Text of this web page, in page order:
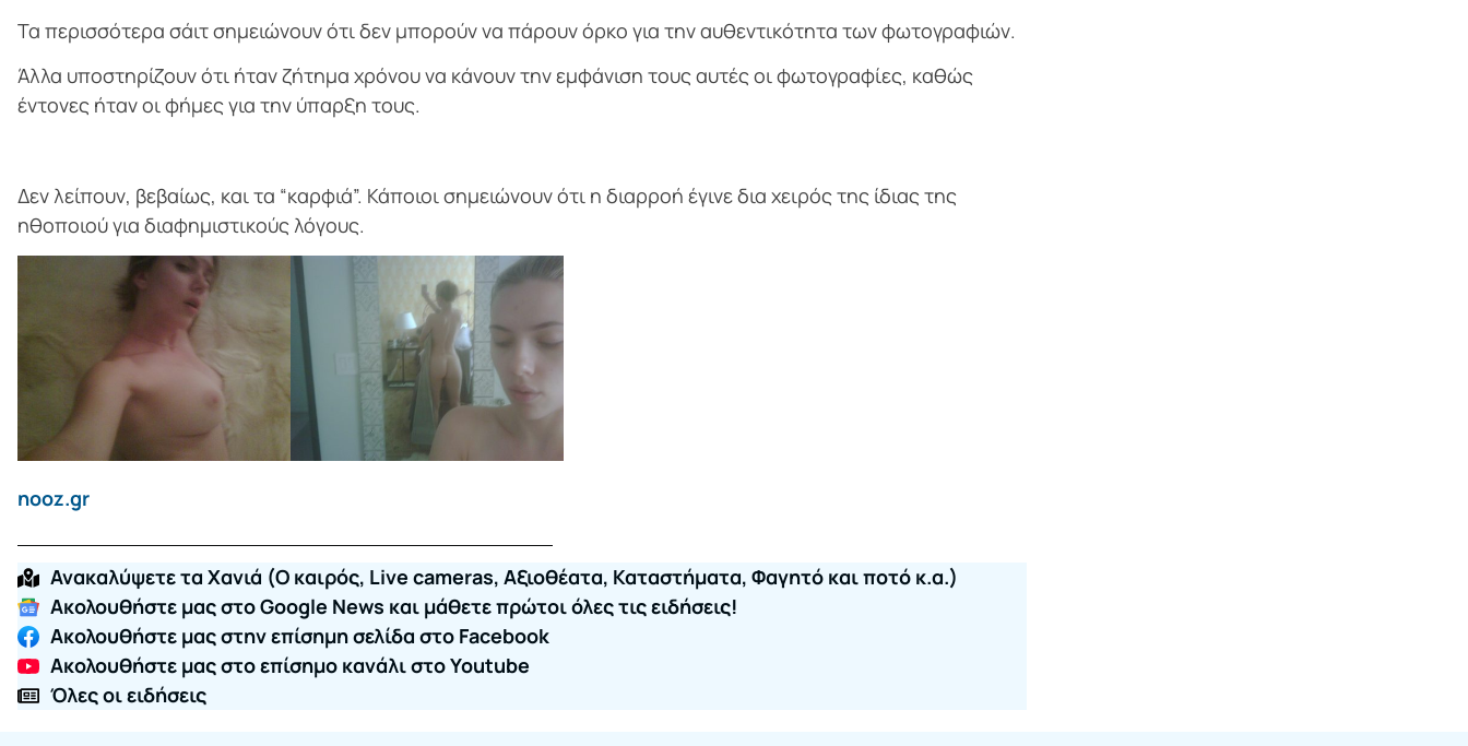
Τα περισσότερα σάιτ σημειώνουν ότι δεν μπορούν να πάρουν όρκο για την αυθεντικότητα των φωτογραφιών.
Άλλα υποστηρίζουν ότι ήταν ζήτημα χρόνου να κάνουν την εμφάνιση τους αυτές οι φωτογραφίες, καθώς
έντονες ήταν οι φήμες για την ύπαρξη τους.
Δεν λείπουν, βεβαίως, και τα “καρφιά”. Κάποιοι σημειώνουν ότι η διαρροή έγινε δια χειρός της ίδιας της
ηθοποιού για διαφημιστικούς λόγους.
nooz.gr
Ανακαλύψετε τα Χανιά (O καιρός, Live cameras, Αξιοθέατα, Καταστήματα, Φαγητό και ποτό κ.α.)
Ακολουθήστε μας στο Google News και μάθετε πρώτοι όλες τις ειδήσεις!
Ακολουθήστε μας στην επίσημη σελίδα στο Facebook
Ακολουθήστε μας στο επίσημο κανάλι στο Youtube
Όλες οι ειδήσεις